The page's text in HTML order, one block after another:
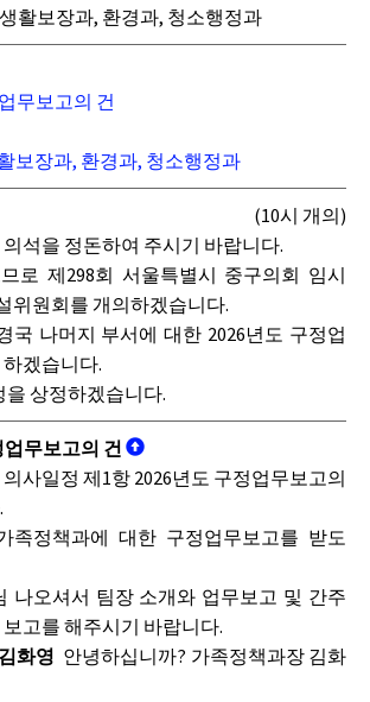
활보장과, 환경과, 청소행정과
무보고의 건
보장과, 환경과, 청소행정과
(10시 개의)
의석을 정돈하여 주시기 바랍니다.
로 제298회 서울특별시 중구의회 임시
위원회를 개의하겠습니다.
국 나머지 부서에 대한 2026년도 구정업
겠습니다.
상정하겠습니다.
무보고의 건
의사일정 제1항 2026년도 구정업무보고의
족정책과에 대한 구정업무보고를 받도
나오셔서 팀장 소개와 업무보고 및 간주
고를 해주시기 바랍니다.
화영 안녕하십니까? 가족정책과장 김화